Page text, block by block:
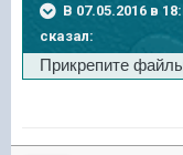
В 07.05.2016 в
сказал:
Прикрепите